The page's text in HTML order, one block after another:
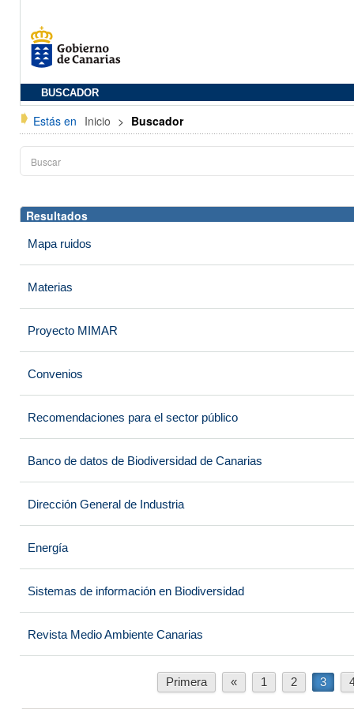
BUSCADOR
Estás en Inicio > Buscador
Resultados
Mapa ruidos
Materias
Proyecto MIMAR
Convenios
Recomendaciones para el sector público
Banco de datos de Biodiversidad de Canarias
Dirección General de Industria
Energía
Sistemas de información en Biodiversidad
Revista Medio Ambiente Canarias
Primera « 1 2 3